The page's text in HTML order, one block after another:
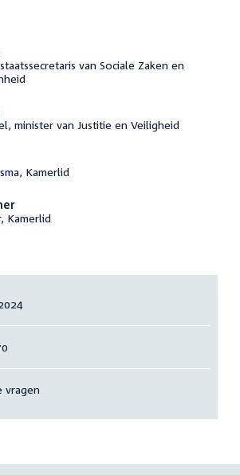
van Sociale Zaken en
minister van Justitie en Veiligheid
, Kamerlid
, Kamerlid
vragen